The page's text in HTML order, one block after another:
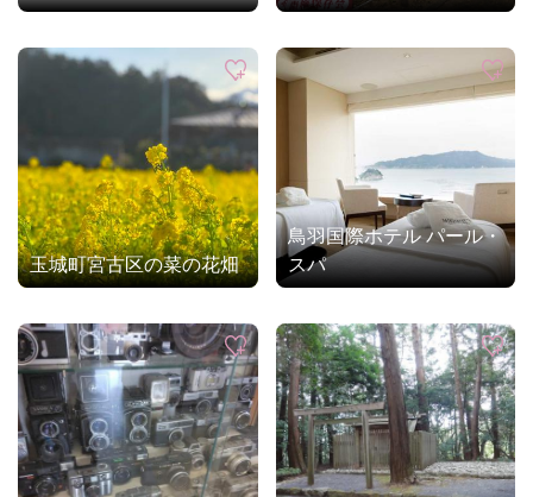
玉城町宮古区の菜の花畑
鳥羽国際ホテル パール・
スパ